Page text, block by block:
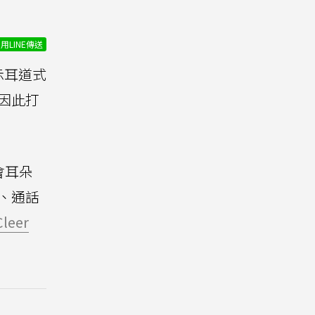
用LINE傳送
道式
此打
朵
通話